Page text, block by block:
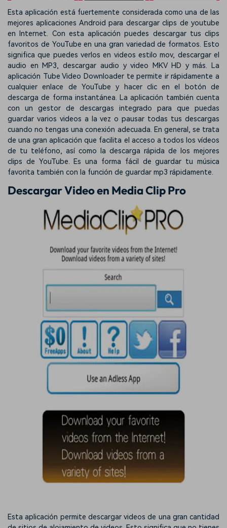
Esta aplicación está fuertemente considerada como una de las
mejores aplicaciones Android para descargar clips de youtube
en Internet. Con esta aplicación puedes descargar tus clips
favoritos de YouTube en una gran variedad de formatos. Esto
significa que puedes verlos en videos estilo mov, descargar el
audio en MP3, descargar audio y video MKV HD y más. La
aplicación Tube Video Downloader te permite ir rápidamente a
cualquier enlace de YouTube y hacer clic en el botón de
descarga de forma instantánea. La aplicación también cuenta
con un gestor de descargas integrado para que puedas
guardar varios videos a la vez o pausar todas tus descargas
cuando no tengas una conexión adecuada. En general, se trata
de una gran aplicación que facilita el acceso a todos los vídeos
de tu teléfono, así como la descarga rápida de los mejores
clips de YouTube. Es una forma fácil de guardar tu música
favorita también con la función de guardar mp3 rápidamente.
Descargar Video en Media Clip Pro
Esta aplicación permite descargar videos de una gran cantidad